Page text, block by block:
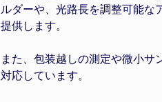
ルダーや、光路長を調整可能な
提供します。
また、包装越しの測定や微小サ
対応しています。